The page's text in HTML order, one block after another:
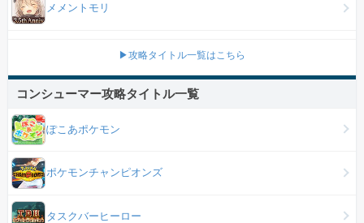
メメントモリ
▶攻略タイトル一覧はこちら
コンシューマー攻略タイトル一覧
ぽこあポケモン
ポケモンチャンピオンズ
タスクバーヒーロー